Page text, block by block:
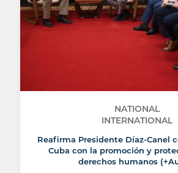
NATIONAL
INTERNATIONAL
Reafirma Presidente Díaz-Canel
Cuba con la promoción y
derechos humanos